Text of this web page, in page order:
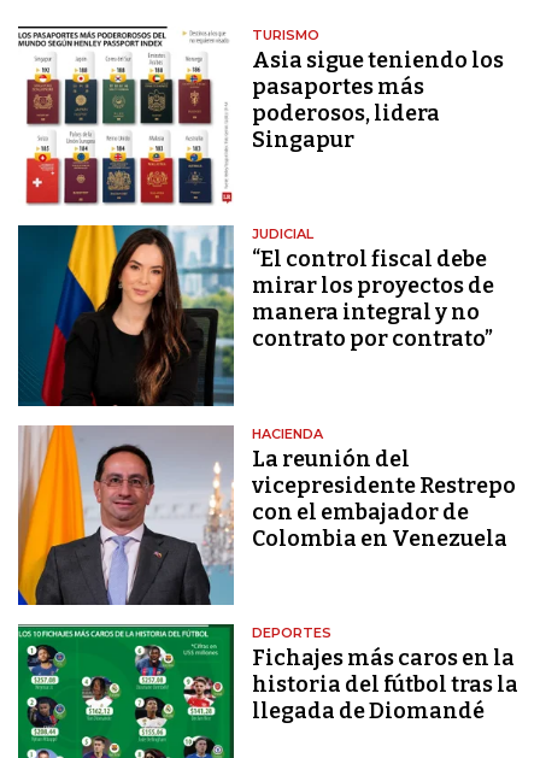
TURISMO
Asia sigue teniendo los
pasaportes más
poderosos, lidera
Singapur
JUDICIAL
“El control fiscal debe
mirar los proyectos de
manera integral y no
contrato por contrato”
HACIENDA
La reunión del
vicepresidente Restrepo
con el embajador de
Colombia en Venezuela
DEPORTES
Fichajes más caros en la
historia del fútbol tras la
llegada de Diomandé